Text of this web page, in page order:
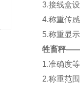
3.接线盒
4.称重传
5.称重显
牲畜秤——
1.准确度
2.称重范